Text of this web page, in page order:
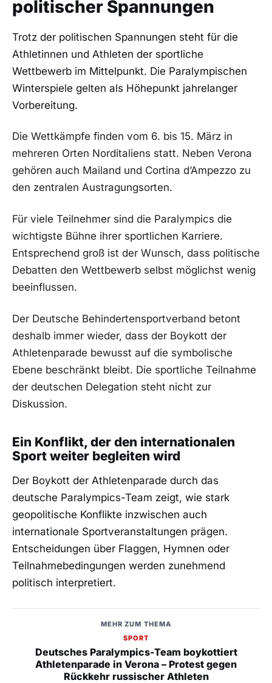
politischer Spannungen
Trotz der politischen Spannungen steht für die
Athletinnen und Athleten der sportliche
Wettbewerb im Mittelpunkt. Die Paralympischen
Winterspiele gelten als Höhepunkt jahrelanger
Vorbereitung.
Die Wettkämpfe finden vom 6. bis 15. März in
mehreren Orten Norditaliens statt. Neben Verona
gehören auch Mailand und Cortina d’Ampezzo zu
den zentralen Austragungsorten.
Für viele Teilnehmer sind die Paralympics die
wichtigste Bühne ihrer sportlichen Karriere.
Entsprechend groß ist der Wunsch, dass politische
Debatten den Wettbewerb selbst möglichst wenig
beeinflussen.
Der Deutsche Behindertensportverband betont
deshalb immer wieder, dass der Boykott der
Athletenparade bewusst auf die symbolische
Ebene beschränkt bleibt. Die sportliche Teilnahme
der deutschen Delegation steht nicht zur
Diskussion.
Ein Konflikt, der den internationalen
Sport weiter begleiten wird
Der Boykott der Athletenparade durch das
deutsche Paralympics-Team zeigt, wie stark
geopolitische Konflikte inzwischen auch
internationale Sportveranstaltungen prägen.
Entscheidungen über Flaggen, Hymnen oder
Teilnahmebedingungen werden zunehmend
politisch interpretiert.
MEHR ZUM THEMA
SPORT
Deutsches Paralympics-Team boykottiert
Athletenparade in Verona – Protest gegen
Rückkehr russischer Athleten